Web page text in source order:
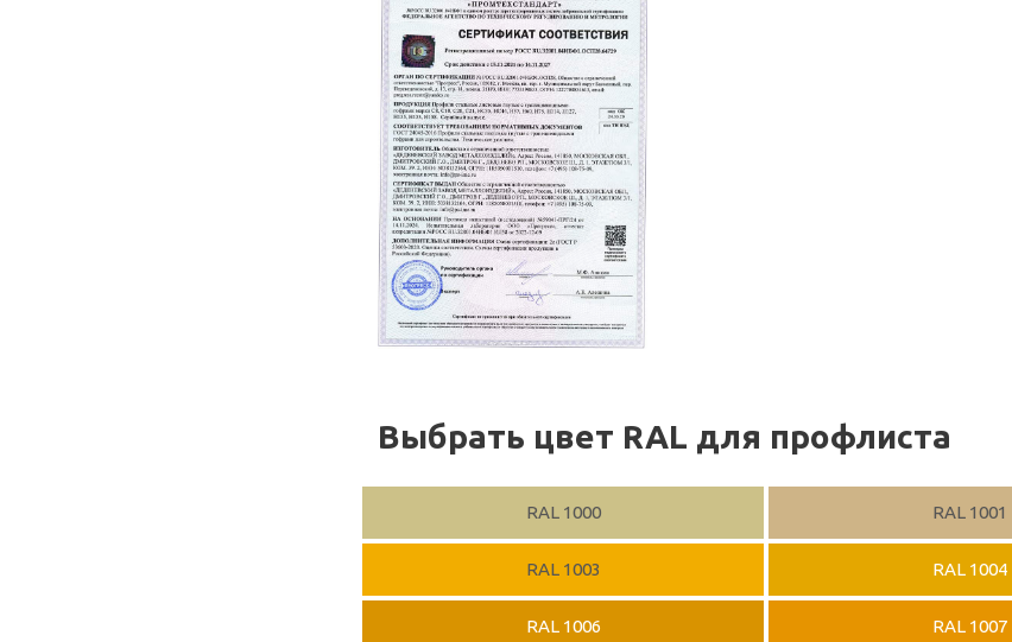
Выбрать цвет RAL для профлиста
RAL 1000 RAL 1001
RAL 1003 RAL 1004
RAL 1006 RAL 1007